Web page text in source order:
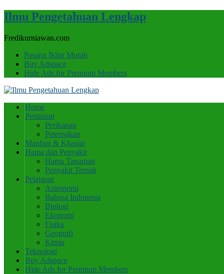
Ilmu Pengetahuan Lengkap
Fredikurniawan.com
Pasang Iklan Murah
Buy Adspace
Hide Ads for Premium Members
Home
Pertanian
Perikanan
Peternakan
Manfaat & Khasiat
Hama dan Penyakit
Hama Tanaman
Penyakit Ternak
Pelajaran
Astronomi
Bahasa Indonesia
Biologi
Ekonomi
Fisika
Geografi
Kimia
Teknologi
Buy Adspace
Hide Ads for Premium Members